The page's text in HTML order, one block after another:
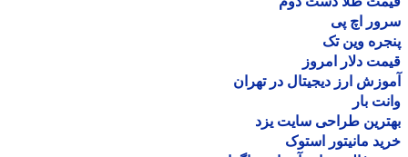
اچ پی
وین تک
دلار امروز
ارز دیجیتال در تهران
بار
طراحی سایت یزد
مانیتور استوک